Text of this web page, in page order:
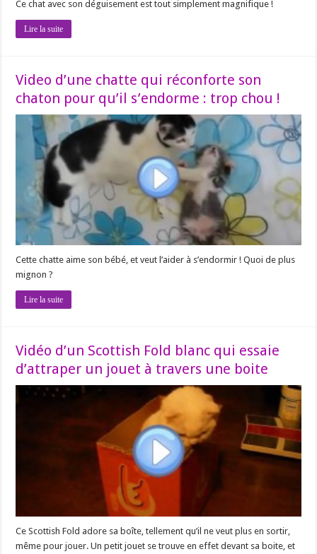
Ce chat avec son déguisement est tout simplement magnifique !
Lire la suite
Video d’une chatte qui réconforte son
chaton pour qu’il s’endorme : trop chou !
Cette chatte aime son bébé, et veut l’aider à s’endormir ! Quoi de plus
mignon ?
Lire la suite
Vidéo d’un Scottish Fold blanc qui essaie
d’attraper un jouet à travers une boite
Ce Scottish Fold adore sa boîte, tellement qu’il ne veut plus en sortir,
même pour jouer. Un petit jouet se trouve en effet devant sa boite, et